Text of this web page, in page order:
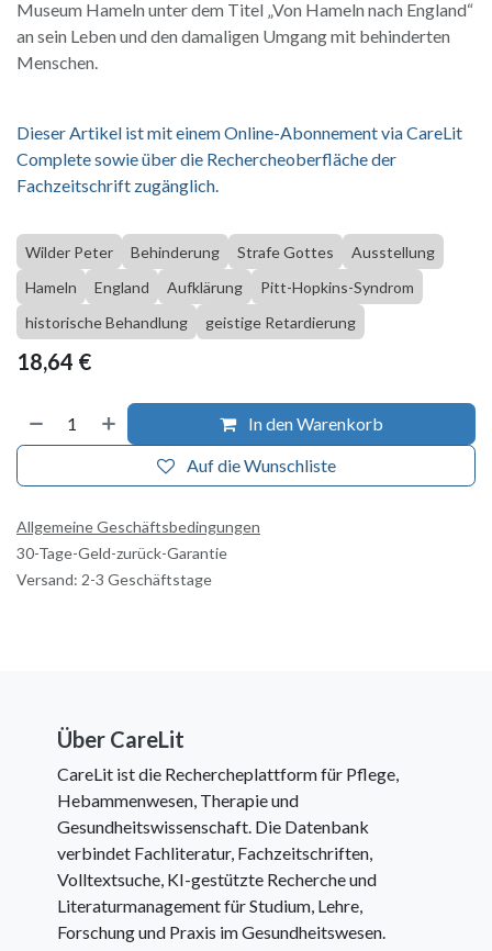
Museum Hameln unter dem Titel „Von Hameln nach England“
an sein Leben und den damaligen Umgang mit behinderten
Menschen.
Dieser Artikel ist mit einem Online-Abonnement via CareLit
Complete sowie über die Rechercheoberfläche der
Fachzeitschrift zugänglich.
Wilder Peter Behinderung Strafe Gottes
Ausstellung
Hameln
England Aufklärung
Pitt-Hopkins-Syndrom
historische Behandlung
geistige Retardierung
18,64 €
In den Warenkorb
Auf die Wunschliste
Allgemeine Geschäftsbedingungen
30-Tage-Geld-zurück-Garantie
Versand: 2-3 Geschäftstage
Über CareLit
CareLit ist die Rechercheplattform für Pflege,
Hebammenwesen, Therapie und
Gesundheitswissenschaft. Die Datenbank
verbindet Fachliteratur, Fachzeitschriften,
Volltextsuche, KI-gestützte Recherche und
Literaturmanagement für Studium, Lehre,
Forschung und Praxis im Gesundheitswesen.